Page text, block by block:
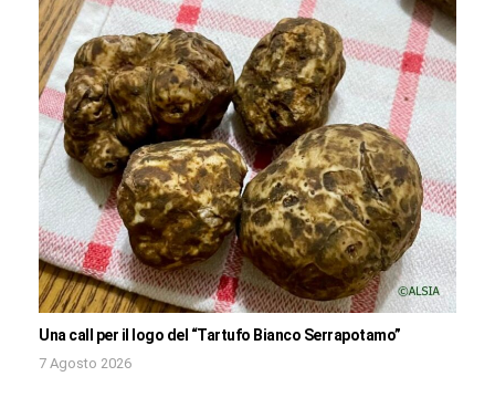
Una call per il logo del “Tartufo Bianco Serrapotamo”
7 Agosto 2026